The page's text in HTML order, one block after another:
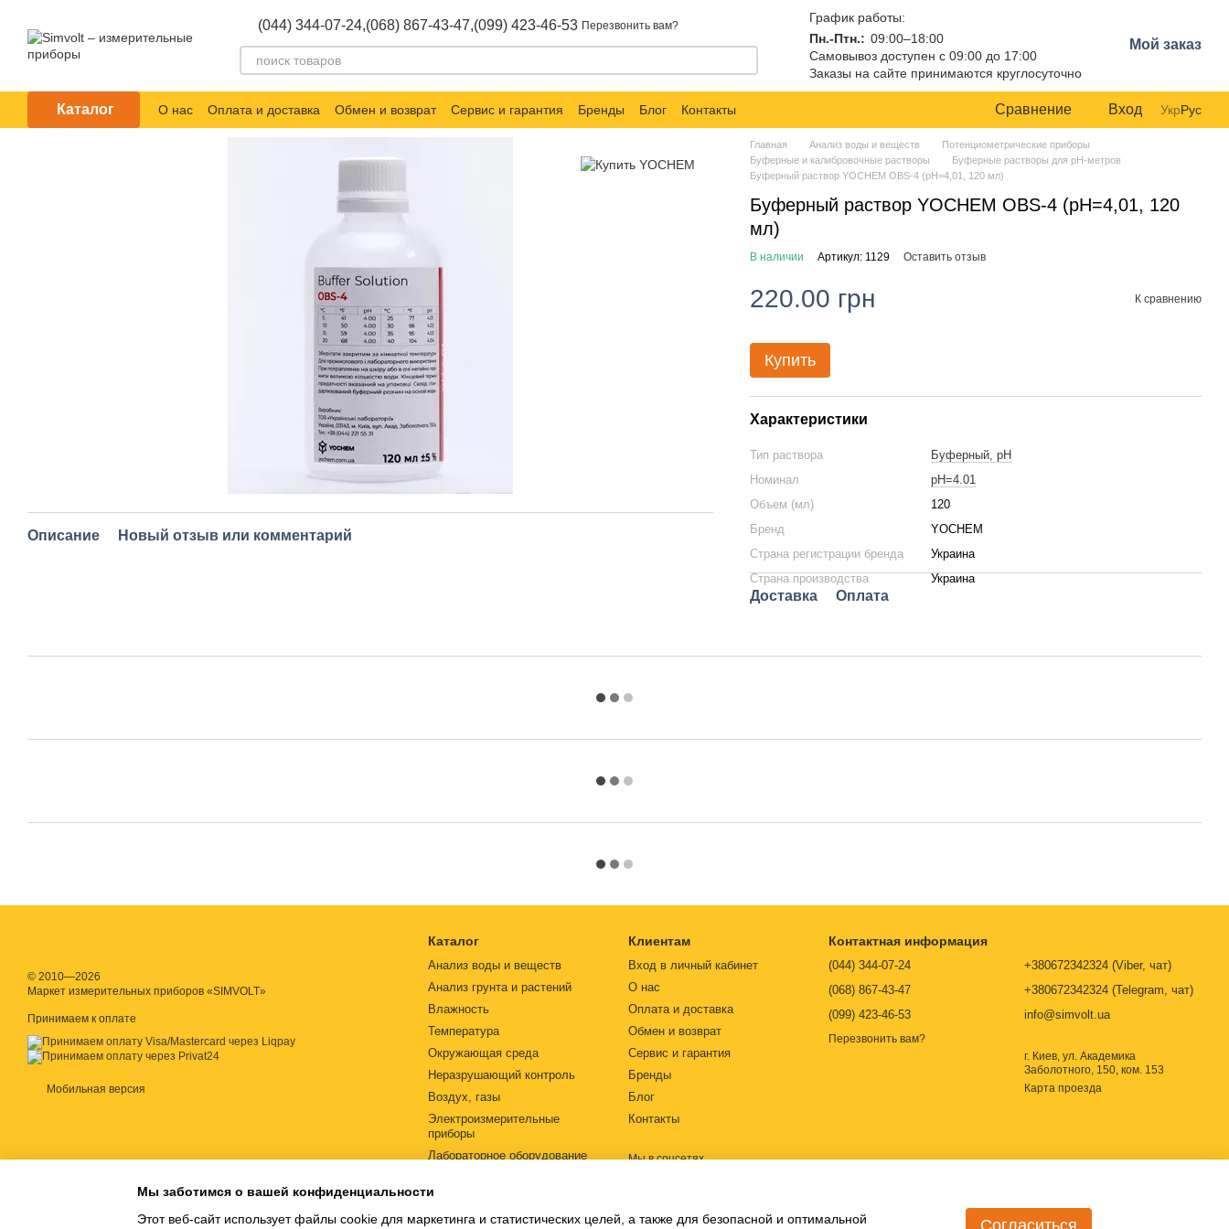
(044) 344-07-24,(068) 867-43-47,(099) 423-46-53 Перезвонить вам?
График работы:
Пн.-Птн.: 09:00–18:00
Самовывоз доступен с 09:00 до 17:00
Заказы на сайте принимаются круглосуточно
Мой заказ
Каталог О нас Оплата и доставка Обмен и возврат Сервис и гарантия Бренды Блог Контакты Сравнение Вход УкрРус
Описание Новый отзыв или комментарий
Главная Анализ воды и веществ
Потенциометрические приборы
Буферные и калибровочные растворы
Буферные растворы для рН-метров
Буферный раствор YOCHEM OBS-4 (pH=4,01, 120 мл)
Буферный раствор YOCHEM OBS-4 (pH=4,01, 120
мл)
В наличии Артикул: 1129 Оставить отзыв
220.00 грн К сравнению
Купить
Характеристики
Тип раствора
Буферный, pH
Номинал
pH=4.01
Объем (мл)
120
Бренд
YOCHEM
Страна регистрации бренда
Украина
Страна производства
Украина
Доставка Оплата
© 2010—2026
Маркет измерительных приборов «SIMVOLT»
Принимаем к оплате
Мобильная версия
Каталог
Анализ воды и веществ
Анализ грунта и растений
Влажность
Температура
Окружающая среда
Неразрушающий контроль
Воздух, газы
Электроизмерительные
приборы
Лабораторное оборудование
Источники питания
Ph-метры
Клиентам
Вход в личный кабинет
О нас
Оплата и доставка
Обмен и возврат
Сервис и гарантия
Бренды
Блог
Контакты
Мы в соцсетях
Контактная информация
(044) 344-07-24
(068) 867-43-47
(099) 423-46-53
Перезвонить вам?
+380672342324 (Viber, чат)
+380672342324 (Telegram, чат)
info@simvolt.ua
г. Киев, ул. Академика
Заболотного, 150, ком. 153
Карта проезда
Мы заботимся о вашей конфиденциальности
Этот веб-сайт использует файлы cookie для маркетинга и статистических целей, а также для безопасной и оптимальной
Согласиться